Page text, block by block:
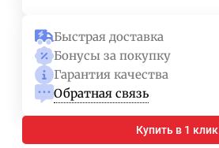
Быстрая доставка
Бонусы за покупку
Гарантия качества
Обратная связь
Купить в 1 клик